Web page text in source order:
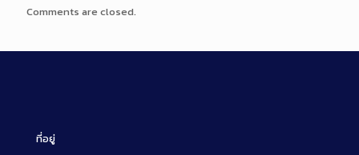
Comments are closed.
ที่อยู่